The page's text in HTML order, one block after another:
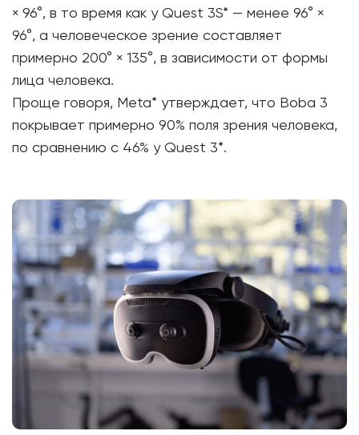
× 96°, в то время как у Quest 3S* — менее 96° ×
96°, а человеческое зрение составляет
примерно 200° × 135°, в зависимости от формы
лица человека.
Проще говоря, Meta* утверждает, что Boba 3
покрывает примерно 90% поля зрения человека,
по сравнению с 46% у Quest 3*.